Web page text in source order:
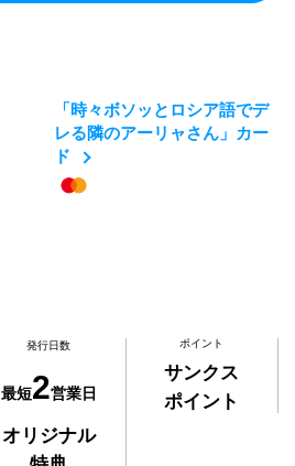
「時々ボソッとロシア語でデ
レる隣のアーリャさん」カー
ド
発行日数
最短2営業日
ポイント
サンクス
ポイント
オリジナル